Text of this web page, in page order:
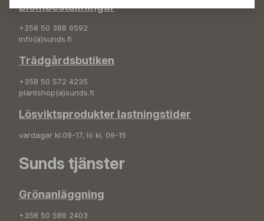
Blombeställningar
+358 50 388 9592
info(a)sunds.fi
Trädgårdsbutiken
+358 50 572 4235
plantshop(a)sunds.fi
Lösviktsprodukter lastningstider
vardagar kl.09-17, lö kl. 09-15
Sunds tjänster
Grönanläggning
+358 50 589 2403